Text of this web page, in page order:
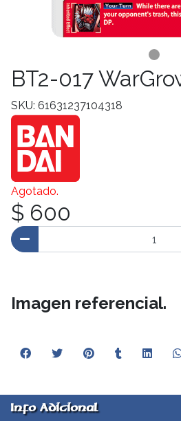
BT2-017
SKU: 61631237104318
Agotado.
$ 600
Imagen referencial.
Info Adicional